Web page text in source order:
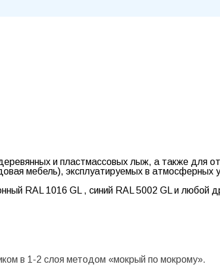
и пластмассовых лыж, а также для
мебель), эксплуатируемых в атмосферных
RAL 1016 GL , синий RAL 5002 GL и любой
в 1-2 слоя методом «мокрый по мокрому».